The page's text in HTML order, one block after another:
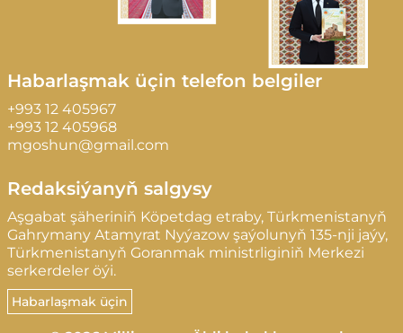
Habarlaşmak üçin telefon belgiler
+993 12 405967
+993 12 405968
mgoshun@gmail.com
Redaksiýanyň salgysy
Aşgabat şäheriniň Köpetdag etraby, Türkmenistanyň
Gahrymany Atamyrat Nyýazow şaýolunyň 135-nji jaýy,
Türkmenistanyň Goranmak ministrliginiň Merkezi
serkerdeler öýi.
Habarlaşmak üçin